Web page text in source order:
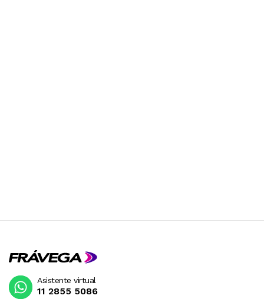
Asistente virtual
11 2855 5086